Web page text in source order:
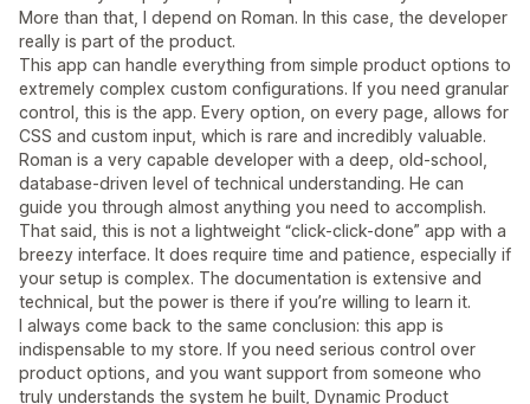
More than that, I depend on Roman. In this case, the developer
really is part of the product.
This app can handle everything from simple product options to
extremely complex custom configurations. If you need granular
control, this is the app. Every option, on every page, allows for
CSS and custom input, which is rare and incredibly valuable.
Roman is a very capable developer with a deep, old-school,
database-driven level of technical understanding. He can
guide you through almost anything you need to accomplish.
That said, this is not a lightweight “click-click-done” app with a
breezy interface. It does require time and patience, especially if
your setup is complex. The documentation is extensive and
technical, but the power is there if you’re willing to learn it.
I always come back to the same conclusion: this app is
indispensable to my store. If you need serious control over
product options, and you want support from someone who
truly understands the system he built, Dynamic Product